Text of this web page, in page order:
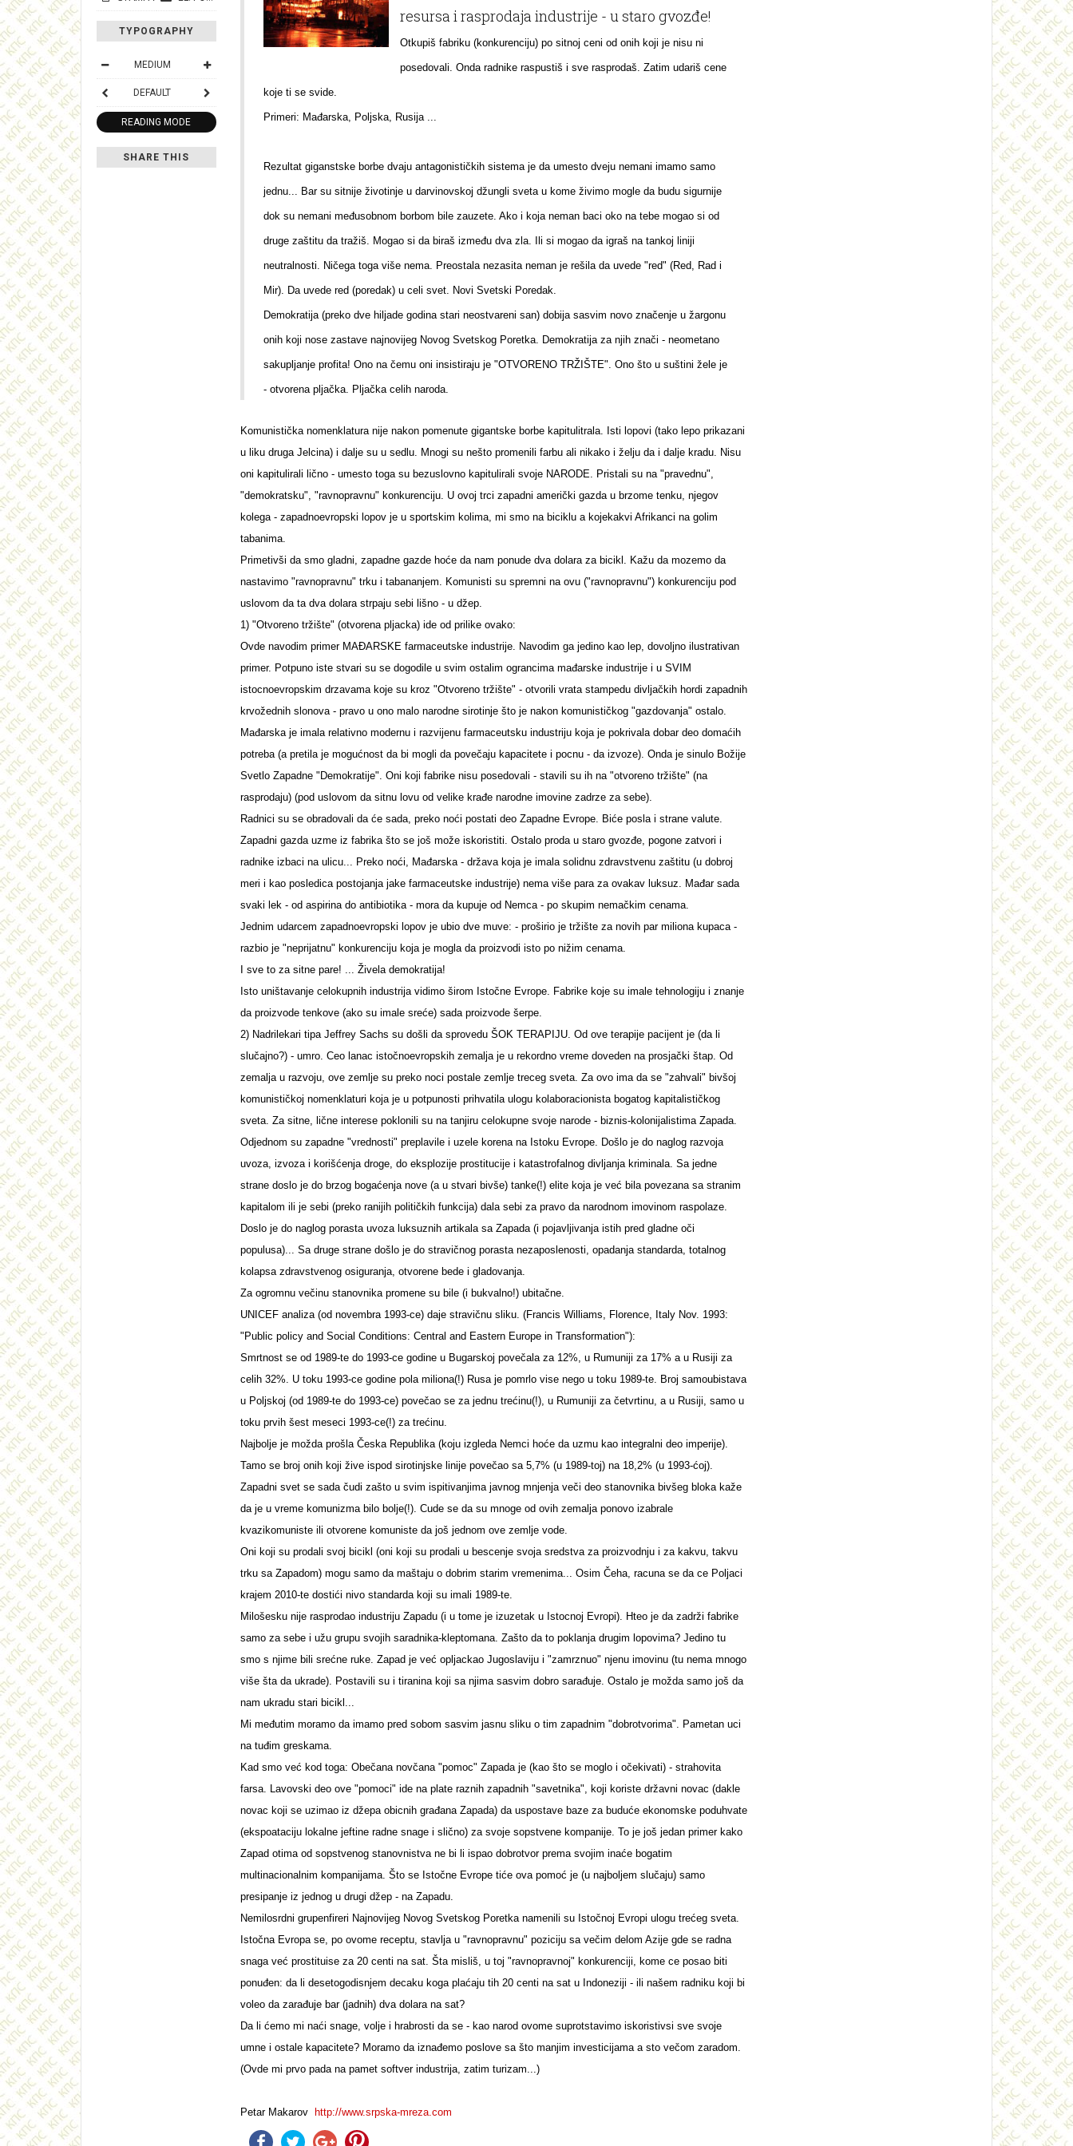
TYPOGRAPHY
MEDIUM
DEFAULT
READING MODE
SHARE THIS
resursa i rasprodaja industrije - u staro gvozđe!
Otkupiš fabriku (konkurenciju) po sitnoj ceni od onih koji je nisu ni
posedovali. Onda radnike raspustiš i sve rasprodaš. Zatim udariš cene
koje ti se svide.
Primeri: Mađarska, Poljska, Rusija ...
Rezultat giganstske borbe dvaju antagonističkih sistema je da umesto dveju nemani imamo samo
jednu... Bar su sitnije životinje u darvinovskoj džungli sveta u kome živimo mogle da budu sigurnije
dok su nemani međusobnom borbom bile zauzete. Ako i koja neman baci oko na tebe mogao si od
druge zaštitu da tražiš. Mogao si da biraš između dva zla. Ili si mogao da igraš na tankoj liniji
neutralnosti. Ničega toga više nema. Preostala nezasita neman je rešila da uvede "red" (Red, Rad i
Mir). Da uvede red (poredak) u celi svet. Novi Svetski Poredak.
Demokratija (preko dve hiljade godina stari neostvareni san) dobija sasvim novo značenje u žargonu
onih koji nose zastave najnovijeg Novog Svetskog Poretka. Demokratija za njih znači - neometano
sakupljanje profita! Ono na čemu oni insistiraju je "OTVORENO TRŽIŠTE". Ono što u suštini žele je
- otvorena pljačka. Pljačka celih naroda.
Komunistička nomenklatura nije nakon pomenute gigantske borbe kapitulitrala. Isti lopovi (tako lepo prikazani
u liku druga Jelcina) i dalje su u sedlu. Mnogi su nešto promenili farbu ali nikako i želju da i dalje kradu. Nisu
oni kapitulirali lično - umesto toga su bezuslovno kapitulirali svoje NARODE. Pristali su na "pravednu",
"demokratsku", "ravnopravnu" konkurenciju. U ovoj trci zapadni američki gazda u brzome tenku, njegov
kolega - zapadnoevropski lopov je u sportskim kolima, mi smo na biciklu a kojekakvi Afrikanci na golim
tabanima.
Primetivši da smo gladni, zapadne gazde hoće da nam ponude dva dolara za bicikl. Kažu da mozemo da
nastavimo "ravnopravnu" trku i tabananjem. Komunisti su spremni na ovu ("ravnopravnu") konkurenciju pod
uslovom da ta dva dolara strpaju sebi lišno - u džep.
1) "Otvoreno tržište" (otvorena pljacka) ide od prilike ovako:
Ovde navodim primer MAĐARSKE farmaceutske industrije. Navodim ga jedino kao lep, dovoljno ilustrativan
primer. Potpuno iste stvari su se dogodile u svim ostalim ograncima mađarske industrije i u SVIM
istocnoevropskim drzavama koje su kroz "Otvoreno tržište" - otvorili vrata stampedu divljačkih hordi zapadnih
krvožednih slonova - pravo u ono malo narodne sirotinje što je nakon komunističkog "gazdovanja" ostalo.
Mađarska je imala relativno modernu i razvijenu farmaceutsku industriju koja je pokrivala dobar deo domaćih
potreba (a pretila je mogućnost da bi mogli da povečaju kapacitete i pocnu - da izvoze). Onda je sinulo Božije
Svetlo Zapadne "Demokratije". Oni koji fabrike nisu posedovali - stavili su ih na "otvoreno tržište" (na
rasprodaju) (pod uslovom da sitnu lovu od velike krađe narodne imovine zadrze za sebe).
Radnici su se obradovali da će sada, preko noći postati deo Zapadne Evrope. Biće posla i strane valute.
Zapadni gazda uzme iz fabrika što se još može iskoristiti. Ostalo proda u staro gvozđe, pogone zatvori i
radnike izbaci na ulicu... Preko noći, Mađarska - država koja je imala solidnu zdravstvenu zaštitu (u dobroj
meri i kao posledica postojanja jake farmaceutske industrije) nema više para za ovakav luksuz. Mađar sada
svaki lek - od aspirina do antibiotika - mora da kupuje od Nemca - po skupim nemačkim cenama.
Jednim udarcem zapadnoevropski lopov je ubio dve muve: - proširio je tržište za novih par miliona kupaca -
razbio je "neprijatnu" konkurenciju koja je mogla da proizvodi isto po nižim cenama.
I sve to za sitne pare! ... Živela demokratija!
Isto uništavanje celokupnih industrija vidimo širom Istočne Evrope. Fabrike koje su imale tehnologiju i znanje
da proizvode tenkove (ako su imale sreće) sada proizvode šerpe.
2) Nadrilekari tipa Jeffrey Sachs su došli da sprovedu ŠOK TERAPIJU. Od ove terapije pacijent je (da li
slučajno?) - umro. Ceo lanac istočnoevropskih zemalja je u rekordno vreme doveden na prosjački štap. Od
zemalja u razvoju, ove zemlje su preko noci postale zemlje treceg sveta. Za ovo ima da se "zahvali" bivšoj
komunističkoj nomenklaturi koja je u potpunosti prihvatila ulogu kolaboracionista bogatog kapitalističkog
sveta. Za sitne, lične interese poklonili su na tanjiru celokupne svoje narode - biznis-kolonijalistima Zapada.
Odjednom su zapadne "vrednosti" preplavile i uzele korena na Istoku Evrope. Došlo je do naglog razvoja
uvoza, izvoza i korišćenja droge, do eksplozije prostitucije i katastrofalnog divljanja kriminala. Sa jedne
strane doslo je do brzog bogaćenja nove (a u stvari bivše) tanke(!) elite koja je već bila povezana sa stranim
kapitalom ili je sebi (preko ranijih političkih funkcija) dala sebi za pravo da narodnom imovinom raspolaze.
Doslo je do naglog porasta uvoza luksuznih artikala sa Zapada (i pojavljivanja istih pred gladne oči
populusa)... Sa druge strane došlo je do stravičnog porasta nezaposlenosti, opadanja standarda, totalnog
kolapsa zdravstvenog osiguranja, otvorene bede i gladovanja.
Za ogromnu večinu stanovnika promene su bile (i bukvalno!) ubitačne.
UNICEF analiza (od novembra 1993-ce) daje stravičnu sliku. (Francis Williams, Florence, Italy Nov. 1993:
"Public policy and Social Conditions: Central and Eastern Europe in Transformation"):
Smrtnost se od 1989-te do 1993-ce godine u Bugarskoj povečala za 12%, u Rumuniji za 17% a u Rusiji za
celih 32%. U toku 1993-ce godine pola miliona(!) Rusa je pomrlo vise nego u toku 1989-te. Broj samoubistava
u Poljskoj (od 1989-te do 1993-ce) povečao se za jednu trećinu(!), u Rumuniji za četvrtinu, a u Rusiji, samo u
toku prvih šest meseci 1993-ce(!) za trećinu.
Najbolje je možda prošla Česka Republika (koju izgleda Nemci hoće da uzmu kao integralni deo imperije).
Tamo se broj onih koji žive ispod sirotinjske linije povečao sa 5,7% (u 1989-toj) na 18,2% (u 1993-ćoj).
Zapadni svet se sada čudi zašto u svim ispitivanjima javnog mnjenja veči deo stanovnika bivšeg bloka kaže
da je u vreme komunizma bilo bolje(!). Cude se da su mnoge od ovih zemalja ponovo izabrale
kvazikomuniste ili otvorene komuniste da još jednom ove zemlje vode.
Oni koji su prodali svoj bicikl (oni koji su prodali u bescenje svoja sredstva za proizvodnju i za kakvu, takvu
trku sa Zapadom) mogu samo da maštaju o dobrim starim vremenima... Osim Čeha, racuna se da ce Poljaci
krajem 2010-te dostići nivo standarda koji su imali 1989-te.
Milošesku nije rasprodao industriju Zapadu (i u tome je izuzetak u Istocnoj Evropi). Hteo je da zadrži fabrike
samo za sebe i užu grupu svojih saradnika-kleptomana. Zašto da to poklanja drugim lopovima? Jedino tu
smo s njime bili srećne ruke. Zapad je već opljackao Jugoslaviju i "zamrznuo" njenu imovinu (tu nema mnogo
više šta da ukrade). Postavili su i tiranina koji sa njima sasvim dobro sarađuje. Ostalo je možda samo još da
nam ukradu stari bicikl...
Mi međutim moramo da imamo pred sobom sasvim jasnu sliku o tim zapadnim "dobrotvorima". Pametan uci
na tuđim greskama.
Kad smo već kod toga: Obečana novčana "pomoc" Zapada je (kao što se moglo i očekivati) - strahovita
farsa. Lavovski deo ove "pomoci" ide na plate raznih zapadnih "savetnika", koji koriste državni novac (dakle
novac koji se uzimao iz džepa obicnih građana Zapada) da uspostave baze za buduće ekonomske poduhvate
(ekspoataciju lokalne jeftine radne snage i slično) za svoje sopstvene kompanije. To je još jedan primer kako
Zapad otima od sopstvenog stanovnistva ne bi li ispao dobrotvor prema svojim inaće bogatim
multinacionalnim kompanijama. Što se Istočne Evrope tiće ova pomoć je (u najboljem slučaju) samo
presipanje iz jednog u drugi džep - na Zapadu.
Nemilosrdni grupenfireri Najnovijeg Novog Svetskog Poretka namenili su Istočnoj Evropi ulogu trećeg sveta.
Istočna Evropa se, po ovome receptu, stavlja u "ravnopravnu" poziciju sa večim delom Azije gde se radna
snaga već prostituise za 20 centi na sat. Šta misliš, u toj "ravnopravnoj" konkurenciji, kome ce posao biti
ponuđen: da li desetogodisnjem decaku koga plaćaju tih 20 centi na sat u Indoneziji - ili našem radniku koji bi
voleo da zarađuje bar (jadnih) dva dolara na sat?
Da li ćemo mi naći snage, volje i hrabrosti da se - kao narod ovome suprotstavimo iskoristivsi sve svoje
umne i ostale kapacitete? Moramo da iznađemo poslove sa što manjim investicijama a sto večom zaradom.
(Ovde mi prvo pada na pamet softver industrija, zatim turizam...)
Petar Makarov http://www.srpska-mreza.com